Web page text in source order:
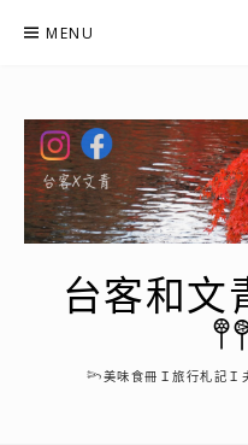
MENU
台客和文
𓆸美味食冊Ｉ旅行札記Ｉ